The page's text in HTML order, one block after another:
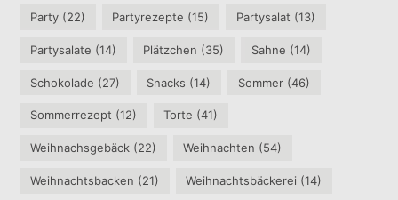
Party (22) Partyrezepte (15) Partysalat (13)
Partysalate (14) Plätzchen (35) Sahne (14)
Schokolade (27) Snacks (14) Sommer(46)
Sommerrezept (12) Torte (41)
Weihnachsgebäck (22) Weihnachten (54)
Weihnachtsbacken (21) Weihnachtsbäckerei (14)